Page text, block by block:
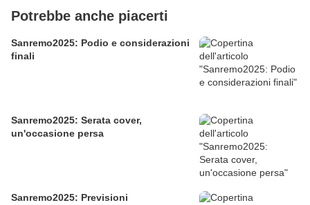
Potrebbe anche piacerti
Sanremo2025: Podio e considerazioni
finali
Sanremo2025: Serata cover,
un'occasione persa
Sanremo2025: Previsioni